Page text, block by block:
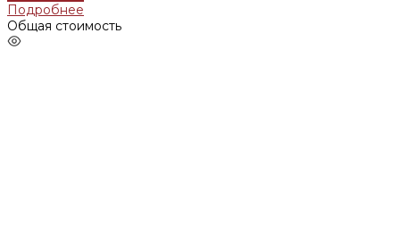
Подробнее
Общая стоимость